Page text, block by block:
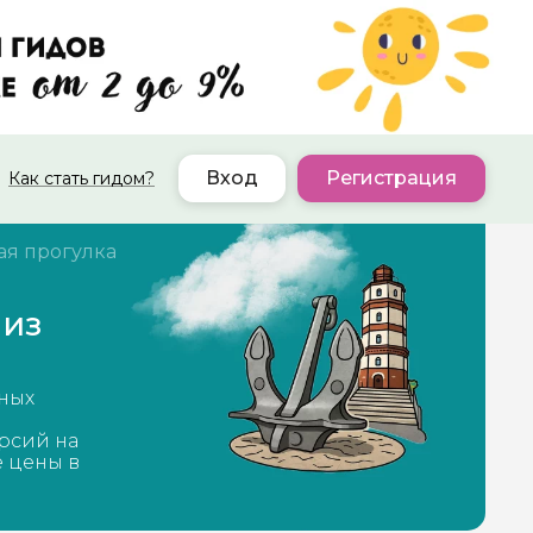
Как стать гидом? Вход Регистрация
прогулка
на
цены в